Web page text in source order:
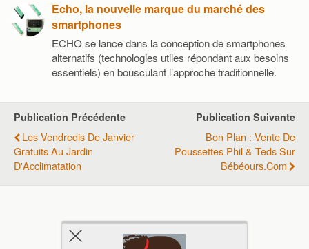
Echo, la nouvelle marque du marché des
smartphones
ECHO se lance dans la conception de smartphones
alternatifs (technologies utiles répondant aux besoins
essentiels) en bousculant l’approche traditionnelle.
Publication Précédente
Les Vendredis De Janvier
Gratuits Au Jardin
D'Acclimatation
Publication Suivante
Bon Plan : Vente De
Poussettes Phil & Teds Sur
Bébéours.com
Retour au début